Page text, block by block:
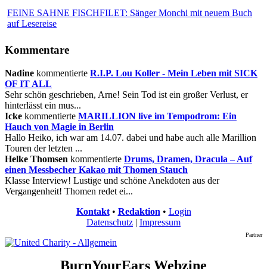
FEINE SAHNE FISCHFILET: Sänger Monchi mit neuem Buch
auf Lesereise
Kommentare
Nadine kommentierte R.I.P. Lou Koller - Mein Leben mit SICK
OF IT ALL
Sehr schön geschrieben, Arne! Sein Tod ist ein großer Verlust, er
hinterlässt ein mus...
Icke kommentierte MARILLION live im Tempodrom: Ein
Hauch von Magie in Berlin
Hallo Heiko, ich war am 14.07. dabei und habe auch alle Marillion
Touren der letzten ...
Helke Thomsen kommentierte Drums, Dramen, Dracula – Auf
einen Messbecher Kakao mit Thomen Stauch
Klasse Interview! Lustige und schöne Anekdoten aus der
Vergangenheit! Thomen redet ei...
Kontakt• Redaktion • Login
Datenschutz | Impressum
Partner
BurnYourEars Webzine